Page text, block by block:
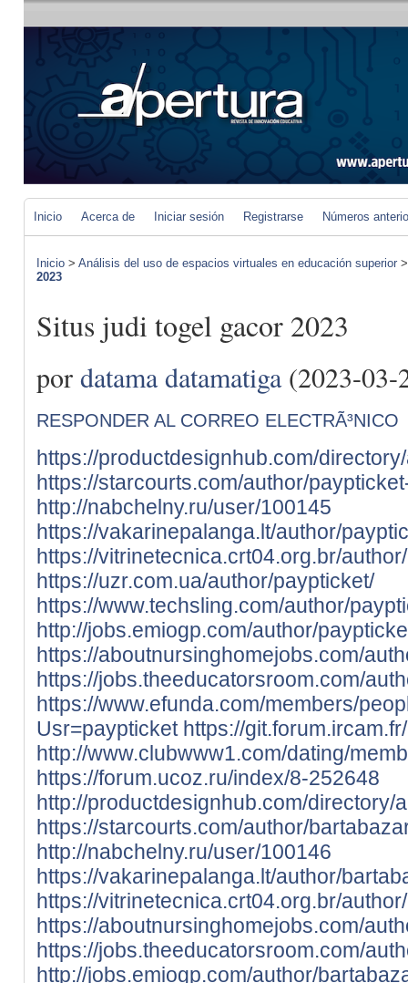
Inicio Acerca de Iniciar sesión Registrarse Números
Inicio > Análisis del uso de espacios virtuales en educación superior
2023
Situs judi togel gacor 2023
por datama datamatiga(2023-03-
RESPONDER AL CORREO ELECTRÃ³NICO
https://productdesignhub.com/
https://starcourts.com/author/
http://nabchelny.ru/user/100145
https://vakarinepalanga.lt/author/
https://vitrinetecnica.crt04.org.br/
https://uzr.com.ua/author/paypticket/
https://www.techsling.com/author/
http://jobs.emiogp.com/author/
https://aboutnursinghomejobs.com/
https://jobs.theeducatorsroom.com/
https://www.efunda.com/members/
Usr=paypticket https://
http://www.clubwww1.com/dating/
https://forum.ucoz.ru/index/8-252648
http://productdesignhub.com/directory/
https://starcourts.com/author/
http://nabchelny.ru/user/100146
https://vakarinepalanga.lt/author/
https://vitrinetecnica.crt04.org.br/
https://aboutnursinghomejobs.com/
https://jobs.theeducatorsroom.com/
http://jobs.emiogp.com/author/